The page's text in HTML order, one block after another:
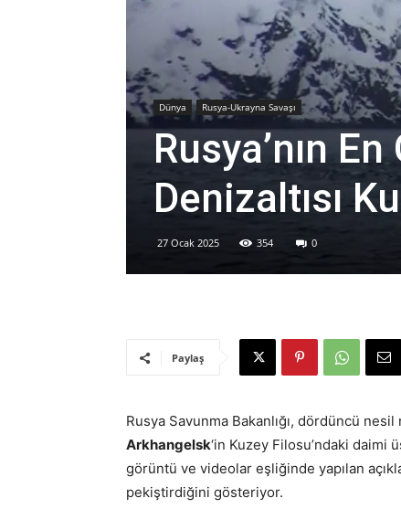
Dünya Rusya-Ukrayna Savaşı
Rusya’nın
Denizaltısı
27 Ocak 2025 354 0
Paylaş
Rusya Savunma Bakanlığı, dördüncü
Arkhangelsk‘in Kuzey Filosu’ndaki daimi
görüntü ve videolar eşliğinde yapılan
pekiştirdiğini gösteriyor.